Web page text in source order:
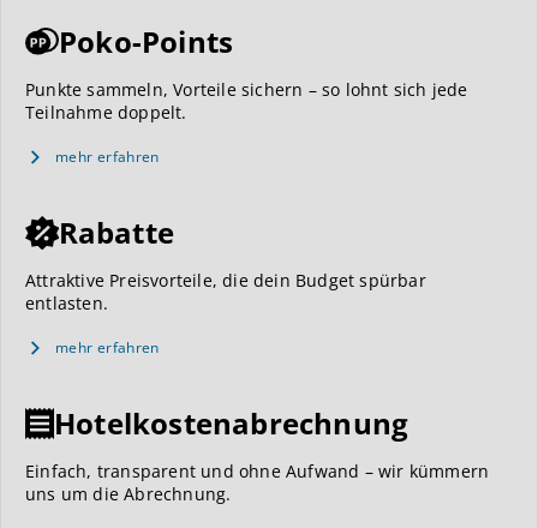
Poko-Points
Punkte sammeln, Vorteile sichern – so lohnt sich jede
Teilnahme doppelt.
mehr erfahren
Rabatte
Attraktive Preisvorteile, die dein Budget spürbar
entlasten.
mehr erfahren
Hotelkostenabrechnung
Einfach, transparent und ohne Aufwand – wir kümmern
uns um die Abrechnung.